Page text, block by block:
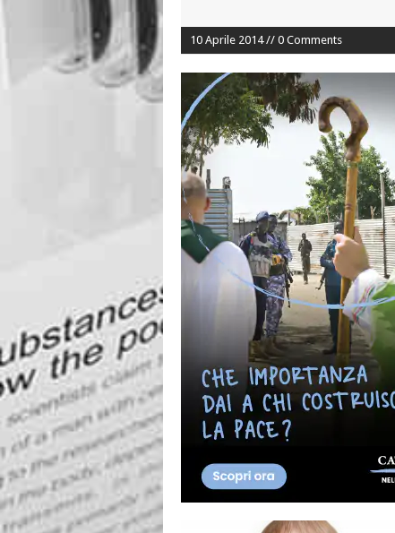
10 Aprile 2014 // 0 Comments